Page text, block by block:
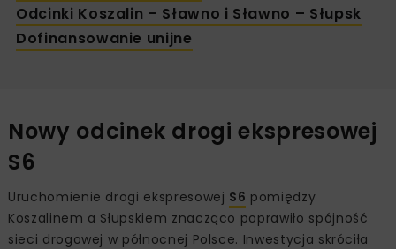
Odcinki Koszalin – Sławno i Sławno – Słupsk
Dofinansowanie unijne
Nowy odcinek drogi ekspresowej
S6
Uruchomienie drogi ekspresowej S6 pomiędzy
Koszalinem a Słupskiem znacząco poprawiło spójność
sieci drogowej w północnej Polsce. Inwestycja skróciła